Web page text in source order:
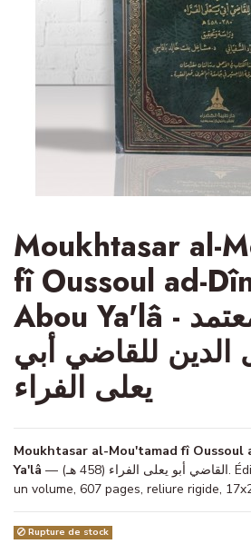
Moukhtasar al-
fî Oussoul ad-
Abou Ya'lâ - مختصر المعتمد
للقاضي أبي
يعلى الفراء
Moukhtasar al-Mou'tamad fî Oussoul
Ya'lâ — القاضي أبو يعلى الفراء (458 هـ). Édition دار طيبة الخضراء —
un volume, 607 pages, reliure rigide,
Rupture de stock